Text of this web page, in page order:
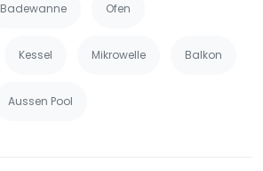
Badewanne Ofen
Kessel Mikrowelle Balkon
Aussen Pool